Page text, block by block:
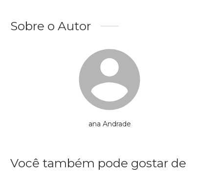
Sobre o Autor
ana Andrade
Você também pode gostar de